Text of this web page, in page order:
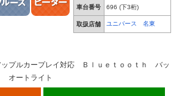
車台番号 696 (下3桁)
取扱店舗 ユニバース 名東
プルカープレイ対応 Ｂｌｕｅｔｏｏｔｈ バッ
オートライト